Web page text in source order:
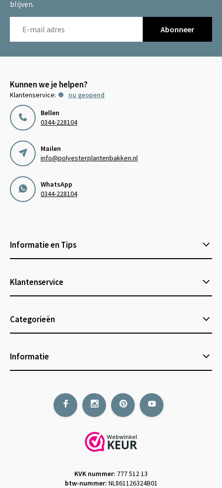
blijven.
Abonneer
Kunnen we je helpen?
Klantenservice:
nu geopend
Bellen
0344-228104
Mailen
info@polyesterplantenbakken.nl
WhatsApp
0344-228104
Informatie en Tips
Klantenservice
Categorieën
Informatie
KVK nummer: 777 512 13
btw-nummer: NL861126324B01